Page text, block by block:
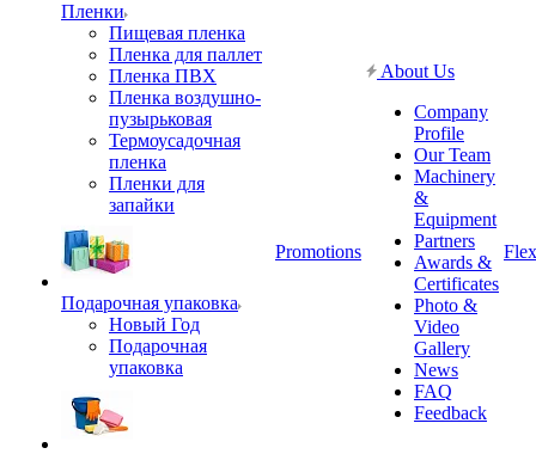
Пленки
Пищевая пленка
Пленка для паллет
Пленка ПВХ
Пленка воздушно-
пузырьковая
Термоусадочная
пленка
Пленки для
запайки
Подарочная упаковка
Новый Год
Подарочная
упаковка
Promotions
About Us
Company
Profile
Our Team
Machinery
&
Equipment
Partners
Awards &
Certificates
Photo &
Video
Gallery
News
FAQ
Feedback